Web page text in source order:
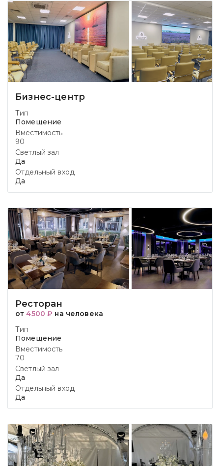
Бизнес-центр
Тип
Помещение
Вместимость
90
Светлый зал
Да
Отдельный вход
Да
Ресторан
от4500 ₽ на человека
Тип
Помещение
Вместимость
70
Светлый зал
Да
Отдельный вход
Да